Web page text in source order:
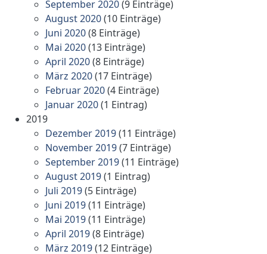
September 2020(9 Einträge)
August 2020(10 Einträge)
Juni 2020(8 Einträge)
Mai 2020(13 Einträge)
April 2020(8 Einträge)
März 2020(17 Einträge)
Februar 2020(4 Einträge)
Januar 2020(1 Eintrag)
2019
Dezember 2019(11 Einträge)
November 2019(7 Einträge)
September 2019(11 Einträge)
August 2019(1 Eintrag)
Juli 2019(5 Einträge)
Juni 2019(11 Einträge)
Mai 2019(11 Einträge)
April 2019(8 Einträge)
März 2019(12 Einträge)